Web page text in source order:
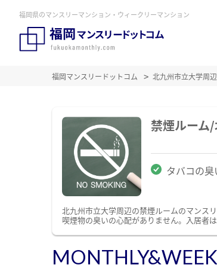
福岡県のマンスリーマンション・ウィークリーマンション
福岡マンスリードットコム 北九州市立大学周辺
禁煙ルーム
タバコの
北九州市立大学周辺の禁煙ルームのマンス
喫煙物の臭いの心配がありません。入居者